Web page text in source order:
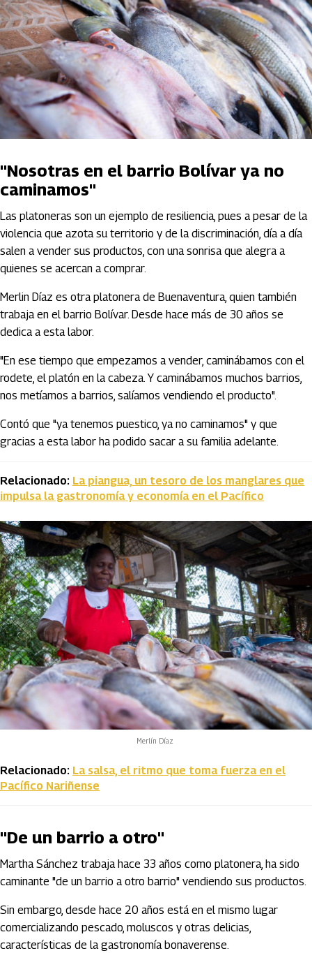
"Nosotras en el barrio Bolívar ya no
caminamos"
Las platoneras son un ejemplo de resiliencia, pues a pesar de la
violencia que azota su territorio y de la discriminación, día a día
salen a vender sus productos, con una sonrisa que alegra a
quienes se acercan a comprar.
Merlin Díaz es otra platonera de Buenaventura, quien también
trabaja en el barrio Bolívar. Desde hace más de 30 años se
dedica a esta labor.
"En ese tiempo que empezamos a vender, caminábamos con el
rodete, el platón en la cabeza. Y caminábamos muchos barrios,
nos metíamos a barrios, salíamos vendiendo el producto".
Contó que "ya tenemos puestico, ya no caminamos" y que
gracias a esta labor ha podido sacar a su familia adelante.
Relacionado: La piangua, un tesoro de los manglares que
impulsa la gastronomía y economía en el Pacífico
Merlín Díaz
Relacionado: La salsa, el ritmo que toma fuerza en el
Pacífico Nariñense
"De un barrio a otro"
Martha Sánchez trabaja hace 33 años como platonera, ha sido
caminante "de un barrio a otro barrio" vendiendo sus productos.
Sin embargo, desde hace 20 años está en el mismo lugar
comercializando pescado, moluscos y otras delicias,
características de la gastronomía bonaverense.